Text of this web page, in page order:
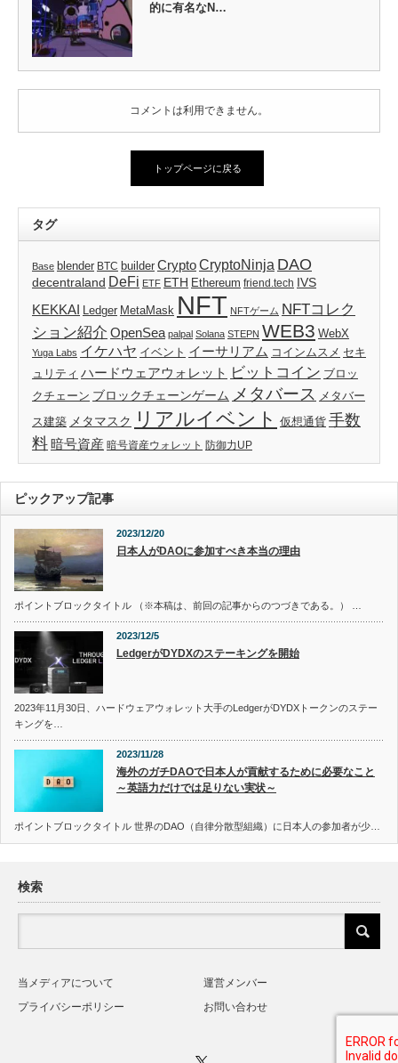
的に有名なN…
コメントは利用できません。
トップページに戻る
タグ
Base blender BTC builder CryptoCryptoNinja DAO
decentraland DeFi ETF ETH Ethereum friend.tech IVS
KEKKAI
Ledger MetaMask NFT NFTゲーム NFTコレク
ション紹介 OpenSea palpal Solana STEPN WEB3 WebX
Yuga Labs イケハヤ イベント イーサリアム コインムスメ セキ
ュリティ ハードウェアウォレット ビットコイン ブロッ
クチェーン ブロックチェーンゲーム メタバース メタバー
ス建築 メタマスク リアルイベント 仮想通貨 手数
料暗号資産 暗号資産ウォレット 防御力UP
ピックアップ記事
2023/12/20
日本人がDAOに参加すべき本当の理由
ポイントブロックタイトル （※本稿は、前回の記事からのつづきである。） …
2023/12/5
LedgerがDYDXのステーキングを開始
2023年11月30日、ハードウェアウォレット大手のLedgerがDYDXトークンのステー
キングを…
2023/11/28
海外のガチDAOで日本人が貢献するために必要なこと
～英語力だけでは足りない実状～
ポイントブロックタイトル 世界のDAO（自律分散型組織）に日本人の参加者が少…
検索
当メディアについて
運営メンバー
プライバシーポリシー
お問い合わせ